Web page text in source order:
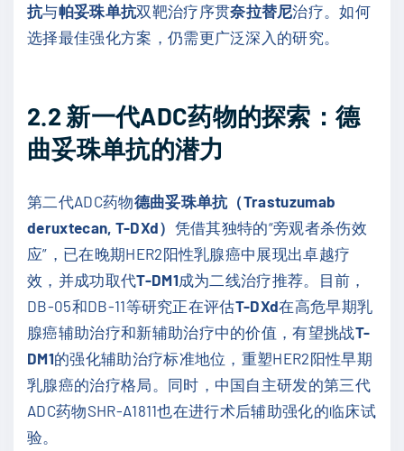
抗与帕妥珠单抗双靶治疗序贯奈拉替尼治疗。如何
选择最佳强化方案，仍需更广泛深入的研究。
2.2新一代ADC药物的探索：德
曲妥珠单抗的潜力
第二代ADC药物德曲妥珠单抗（Trastuzumab
deruxtecan, T-DXd） 凭借其独特的“旁观者杀伤效
应”，已在晚期HER2阳性乳腺癌中展现出卓越疗
效，并成功取代T-DM1成为二线治疗推荐。目前，
DB-05和DB-11等研究正在评估T-DXd在高危早期乳
腺癌辅助治疗和新辅助治疗中的价值，有望挑战T-
DM1的强化辅助治疗标准地位，重塑HER2阳性早期
乳腺癌的治疗格局。同时，中国自主研发的第三代
ADC药物SHR-A1811也在进行术后辅助强化的临床试
验。